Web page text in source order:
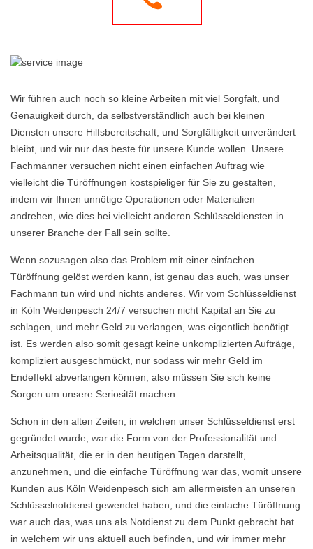
Wir führen auch noch so kleine Arbeiten mit viel Sorgfalt, und
Genauigkeit durch, da selbstverständlich auch bei kleinen
Diensten unsere Hilfsbereitschaft, und Sorgfältigkeit unverändert
bleibt, und wir nur das beste für unsere Kunde wollen. Unsere
Fachmänner versuchen nicht einen einfachen Auftrag wie
vielleicht die Türöffnungen kostspieliger für Sie zu gestalten,
indem wir Ihnen unnötige Operationen oder Materialien
andrehen, wie dies bei vielleicht anderen Schlüsseldiensten in
unserer Branche der Fall sein sollte.
Wenn sozusagen also das Problem mit einer einfachen
Türöffnung gelöst werden kann, ist genau das auch, was unser
Fachmann tun wird und nichts anderes. Wir vom Schlüsseldienst
in Köln Weidenpesch 24/7 versuchen nicht Kapital an Sie zu
schlagen, und mehr Geld zu verlangen, was eigentlich benötigt
ist. Es werden also somit gesagt keine unkomplizierten Aufträge,
kompliziert ausgeschmückt, nur sodass wir mehr Geld im
Endeffekt abverlangen können, also müssen Sie sich keine
Sorgen um unsere Seriosität machen.
Schon in den alten Zeiten, in welchen unser Schlüsseldienst erst
gegründet wurde, war die Form von der Professionalität und
Arbeitsqualität, die er in den heutigen Tagen darstellt,
anzunehmen, und die einfache Türöffnung war das, womit unsere
Kunden aus Köln Weidenpesch sich am allermeisten an unseren
Schlüsselnotdienst gewendet haben, und die einfache Türöffnung
war auch das, was uns als Notdienst zu dem Punkt gebracht hat
in welchem wir uns aktuell auch befinden, und wir immer mehr